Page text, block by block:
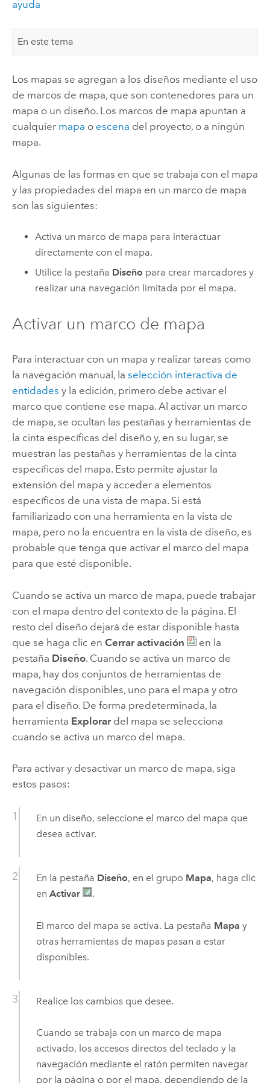
ayuda
En este tema
Los mapas se agregan a los diseños mediante el uso
de marcos de mapa, que son contenedores para un
mapa o un diseño. Los marcos de mapa apuntan a
cualquier mapa o escena del proyecto, o a ningún
mapa.
Algunas de las formas en que se trabaja con el mapa
y las propiedades del mapa en un marco de mapa
son las siguientes:
Activa un marco de mapa para interactuar
directamente con el mapa.
Utilice la pestaña Diseño para crear marcadores y
realizar una navegación limitada por el mapa.
Activar un marco de mapa
Para interactuar con un mapa y realizar tareas como
la navegación manual, la selección interactiva de
entidades y la edición, primero debe activar el
marco que contiene ese mapa. Al activar un marco
de mapa, se ocultan las pestañas y herramientas de
la cinta específicas del diseño y, en su lugar, se
muestran las pestañas y herramientas de la cinta
específicas del mapa. Esto permite ajustar la
extensión del mapa y acceder a elementos
específicos de una vista de mapa. Si está
familiarizado con una herramienta en la vista de
mapa, pero no la encuentra en la vista de diseño, es
probable que tenga que activar el marco del mapa
para que esté disponible.
Cuando se activa un marco de mapa, puede trabajar
con el mapa dentro del contexto de la página. El
resto del diseño dejará de estar disponible hasta
que se haga clic en Cerrar activación
en la
pestaña Diseño. Cuando se activa un marco de
mapa, hay dos conjuntos de herramientas de
navegación disponibles, uno para el mapa y otro
para el diseño. De forma predeterminada, la
herramienta Explorardel mapa se selecciona
cuando se activa un marco del mapa.
Para activar y desactivar un marco de mapa, siga
estos pasos:
En un diseño, seleccione el marco del mapa que
desea activar.
En la pestaña Diseño, en el grupo Mapa, haga clic
en Activar .
El marco del mapa se activa. La pestaña Mapa y
otras herramientas de mapas pasan a estar
disponibles.
Realice los cambios que desee.
Cuando se trabaja con un marco de mapa
activado, los accesos directos del teclado y la
navegación mediante el ratón permiten navegar
por la página o por el mapa, dependiendo de la